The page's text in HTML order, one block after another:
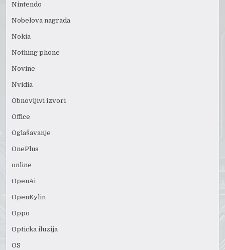
Nintendo
Nobelova nagrada
Nokia
Nothing phone
Novine
Nvidia
Obnovljivi izvori
Office
Oglašavanje
OnePlus
online
OpenAi
OpenKylin
Oppo
Opticka iluzija
OS